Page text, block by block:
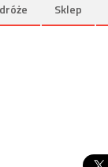
Sklep